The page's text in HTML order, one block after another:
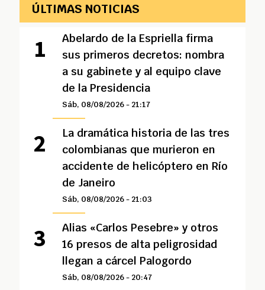
ÚLTIMAS NOTICIAS
Abelardo de la Espriella firma
sus primeros decretos: nombra
a su gabinete y al equipo clave
de la Presidencia
Sáb, 08/08/2026 - 21:17
La dramática historia de las tres
colombianas que murieron en
accidente de helicóptero en Río
de Janeiro
Sáb, 08/08/2026 - 21:03
Alias «Carlos Pesebre» y otros
16 presos de alta peligrosidad
llegan a cárcel Palogordo
Sáb, 08/08/2026 - 20:47